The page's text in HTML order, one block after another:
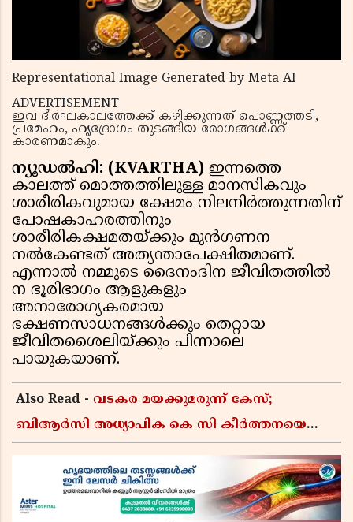
Representational Image Generated by Meta AI
ADVERTISEMENT
ഇവ ദീർഘകാലത്തേക്ക് കഴിക്കുന്നത് പൊണ്ണത്തടി,
പ്രമേഹം, ഹൃദ്രോഗം തുടങ്ങിയ രോഗങ്ങൾക്ക്
കാരണമാകും.
ന്യൂഡൽഹി: (KVARTHA) ഇന്നത്തെ
കാലത്ത് മൊത്തത്തിലുള്ള മാനസികവും
ശാരീരികവുമായ ക്ഷേമം നിലനിര്‍ത്തുന്നതിന്
പോഷകാഹരത്തിനും
ശാരീരികക്ഷമതയ്ക്കും മുന്‍ഗണന
നല്‍കേണ്ടത് അത്യന്താപേക്ഷിതമാണ്.
എന്നാല്‍ നമ്മുടെ ദൈനംദിന ജീവിതത്തില്‍
ന ഭൂരിഭാഗം ആളുകളും
അനാരോഗ്യകരമായ
ഭക്ഷണസാധനങ്ങള്‍ക്കും തെറ്റായ
ജീവിതശൈലിയ്ക്കും പിന്നാലെ
പായുകയാണ്.
Also Read - വടകര മയക്കുമരുന്ന് കേസ്;
ബിആർസി അധ്യാപിക കെ സി കീർത്തനയെ